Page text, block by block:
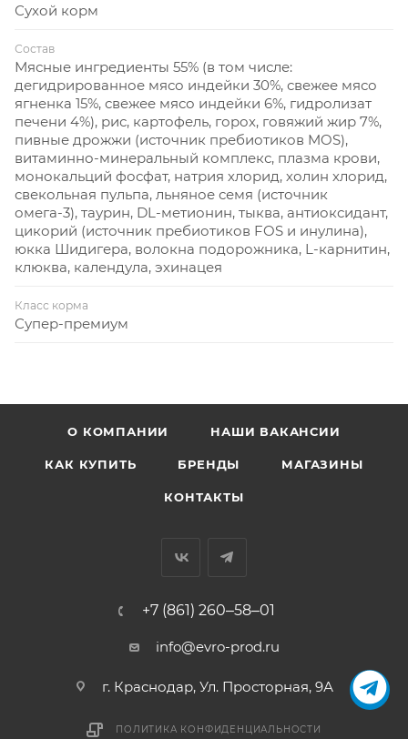
Сухой корм
Состав
Мясные ингредиенты 55% (в том числе:
дегидрированное мясо индейки 30%, свежее мясо
ягненка 15%, свежее мясо индейки 6%, гидролизат
печени 4%), рис, картофель, горох, говяжий жир 7%,
пивные дрожжи (источник пребиотиков MOS),
витаминно-минеральный комплекс, плазма крови,
монокальций фосфат, натрия хлорид, холин хлорид,
свекольная пульпа, льняное семя (источник
омега-3), таурин, DL-метионин, тыква, антиоксидант,
цикорий (источник пребиотиков FOS и инулина),
юкка Шидигера, волокна подорожника, L-карнитин,
клюква, календула, эхинацея
Класс корма
Супер-премиум
О КОМПАНИИ НАШИ ВАКАНСИИ
КАК КУПИТЬ БРЕНДЫ МАГАЗИНЫ
КОНТАКТЫ
+7 (861) 260‒58‒01
info@evro-prod.ru
г. Краснодар, ​Ул. Просторная, 9А
ПОЛИТИКА КОНФИДЕНЦИАЛЬНОСТИ